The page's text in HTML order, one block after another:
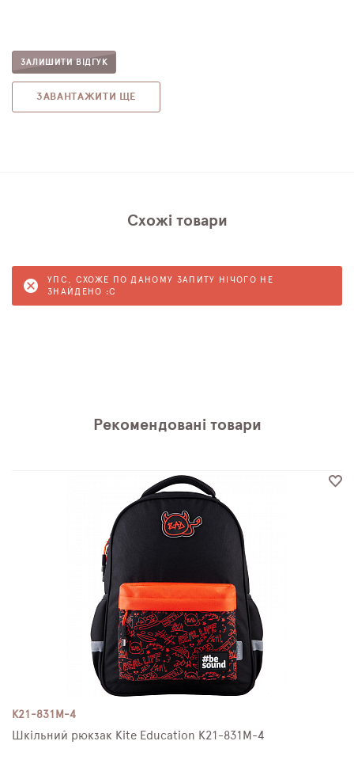
ЗАЛИШИТИ ВІДГУК
ЗАВАНТАЖИТИ ЩЕ
Схожі товари
УПС, СХОЖЕ ПО ДАНОМУ ЗАПИТУ НІЧОГО НЕ
ЗНАЙДЕНО :C
Рекомендовані товари
K21-831M-4
Шкільний рюкзак Kite Education K21-831M-4